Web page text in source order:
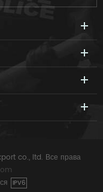
co., ltd. Все права
IPV6